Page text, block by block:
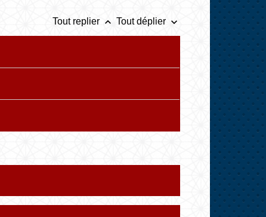
Tout replier keyboard_arrow_up Tout déplier keyboard_arrow_down